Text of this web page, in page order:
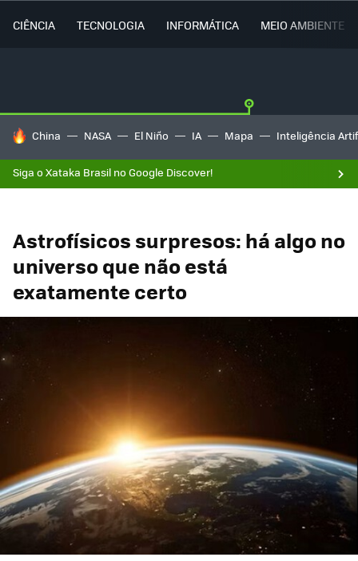
CIÊNCIA TECNOLOGIA INFORMÁTICA MEIO AMBIENTE
TENDÊNCIAS DO DIA
China NASA El Niño IA Mapa Inteligência
Siga o Xataka Brasil no Google Discover!
Astrofísicos surpresos: há algo no
universo que não está
exatamente certo